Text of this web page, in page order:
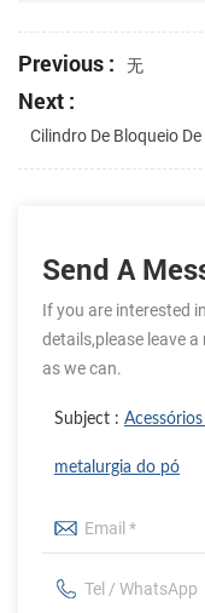
Previous : 无
Next :
Cilindro De Bloqueio
Send A
If you are interested
details,please leave
as we can.
Subject :
metalurgia do pó